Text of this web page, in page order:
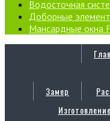
Водосточная
Доборные
Мансардные окна
Замер